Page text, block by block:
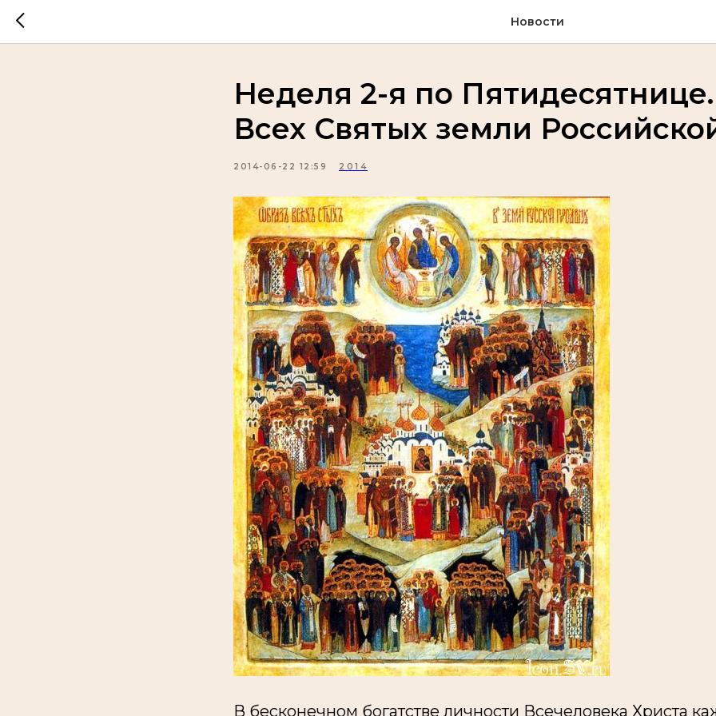
Новости
Неделя 2-я по
Всех Святых земли
2014-06-22 12:59 2014
В бесконечном богатстве личности Всечеловека Христа